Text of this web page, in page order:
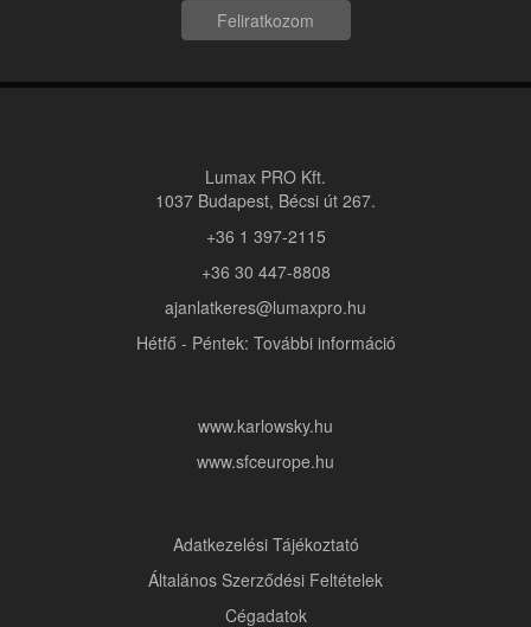
Feliratkozom
Lumax PRO Kft.
1037 Budapest, Bécsi út 267.
+36 1 397-2115
+36 30 447-8808
ajanlatkeres@lumaxpro.hu
Hétfő - Péntek: További információ
www.karlowsky.hu
www.sfceurope.hu
Adatkezelési Tájékoztató
Általános Szerződési Feltételek
Cégadatok